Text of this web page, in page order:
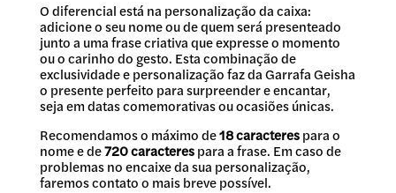
O diferencial está na personalização da caixa:
adicione o seu nome ou de quem será presenteado
junto a uma frase criativa que expresse o momento
ou o carinho do gesto. Esta combinação de
exclusividade e personalização faz da Garrafa Geisha
o presente perfeito para surpreender e encantar,
seja em datas comemorativas ou ocasiões únicas.
Recomendamos o máximo de18 caracterespara o
nome e de720 caracterespara a frase. Em caso de
problemas no encaixe da sua personalização,
faremos contato o mais breve possível.